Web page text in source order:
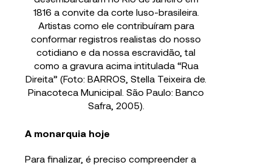
1816 a convite da corte luso-brasileira.
Artistas como ele contribuíram para
conformar registros realistas do nosso
cotidiano e da nossa escravidão, tal
como a gravura acima intitulada “Rua
Direita” (Foto: BARROS, Stella Teixeira de.
Pinacoteca Municipal. São Paulo: Banco
Safra, 2005).
A monarquia hoje
Para finalizar, é preciso compreender a